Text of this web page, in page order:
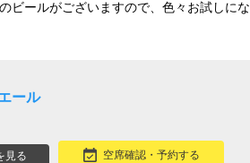
ビールがございますので、色々お試しにな
ール
見る 空席確認・予約する